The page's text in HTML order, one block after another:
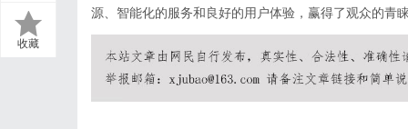
收藏
源、智能化的服务和良好的用户体验，赢得了观众的青